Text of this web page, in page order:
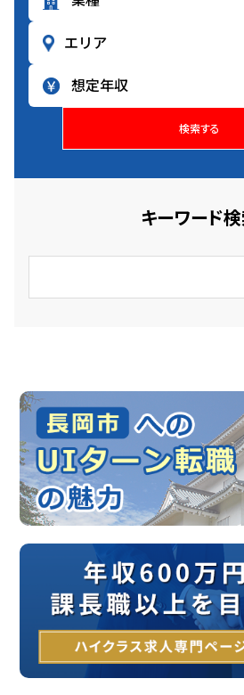
検索する
キーワード